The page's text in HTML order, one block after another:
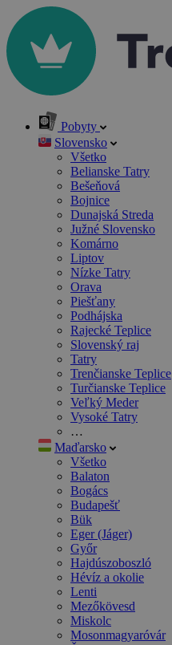
Pobyty
Slovensko
Všetko
Belianske Tatry
Bešeňová
Bojnice
Dunajská Streda
Južné Slovensko
Komárno
Liptov
Nízke Tatry
Orava
Piešťany
Podhájska
Rajecké Teplice
Slovenský raj
Tatry
Trenčianske Teplice
Turčianske Teplice
Veľký Meder
Vysoké Tatry
…
Maďarsko
Všetko
Balaton
Bogács
Budapešť
Bük
Eger (Jáger)
Győr
Hajdúszoboszló
Hévíz a okolie
Lenti
Mezőkövesd
Miskolc
Mosonmagyaróvár